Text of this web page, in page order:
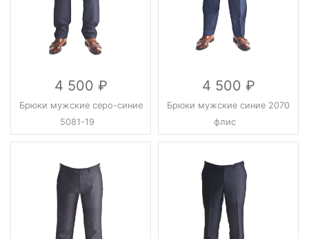
4 500
Брюки мужские серо-синие
5081-19
4 500
Брюки мужские синие 2070
флис